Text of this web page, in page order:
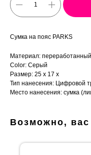
Сумка на пояс PARKS
Материал:
Color: Серый
Размер: 25 x 17 x
Тип нанесения: Цифровой
Место нанесения: сумка
Возможно, вас